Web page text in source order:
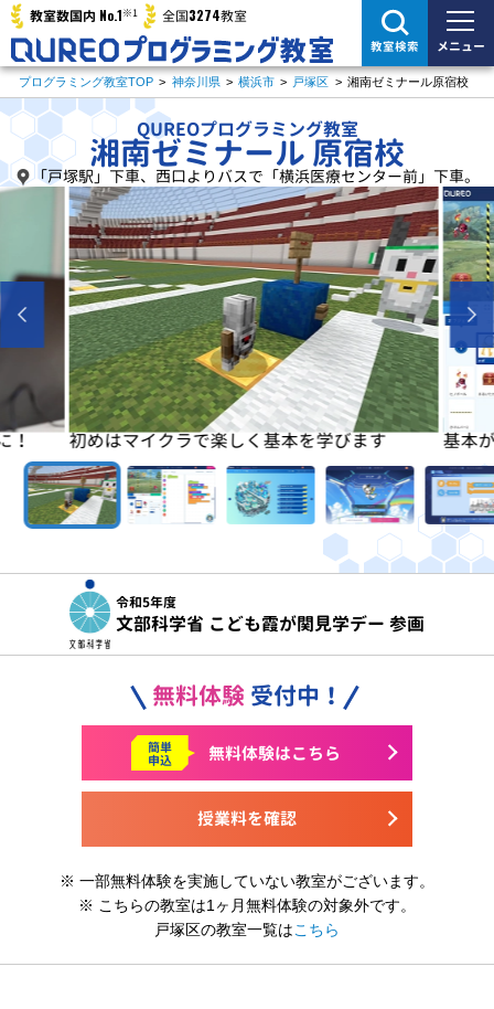
教室数国内 No.1※1 全国3274教室
教室検索 メニュー
プログラミング教室TOP > 神奈川県 > 横浜市 > 戸塚区 > 湘南ゼミナール原宿校
QUREOプログラミング教室
湘南ゼミナール 原宿校
「戸塚駅」下車、西口よりバスで「横浜医療センター前」下車。
！ 初めはマイクラで楽しく基本を学びます 基本
令和5年度
文部科学省 こども霞が関見学デー 参画
無料体験 受付中！
授業料を確認
簡単
申込 無料体験はこちら
※ 一部無料体験を実施していない教室がございます。
※ こちらの教室は1ヶ月無料体験の対象外です。
戸塚区の教室一覧はこちら